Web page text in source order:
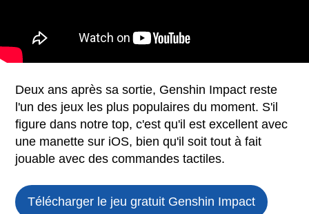
Deux ans après sa sortie, Genshin Impact reste
l'un des jeux les plus populaires du moment. S'il
figure dans notre top, c'est qu'il est excellent avec
une manette sur iOS, bien qu'il soit tout à fait
jouable avec des commandes tactiles.
Télécharger le jeu gratuit Genshin Impact